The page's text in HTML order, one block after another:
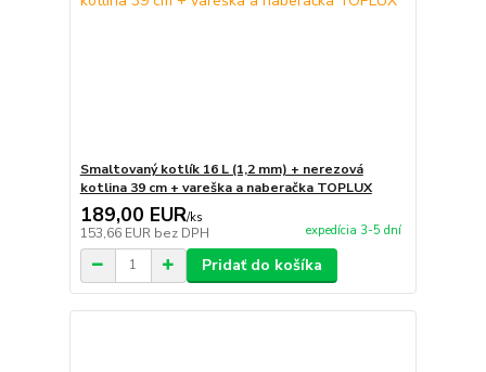
Smaltovaný kotlík 16 L (1,2 mm) + nerezová
kotlina 39 cm + vareška a naberačka TOPLUX
189,00 EUR/ks
153,66 EUR bez DPH expedícia 3-5 dní
Pridať do košíka